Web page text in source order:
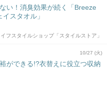
い！消臭効果が続く「Breeze
スタオル」
フスタイルショップ「スタイルストア」
10/27 (火)
ができる!?衣替えに役立つ収納